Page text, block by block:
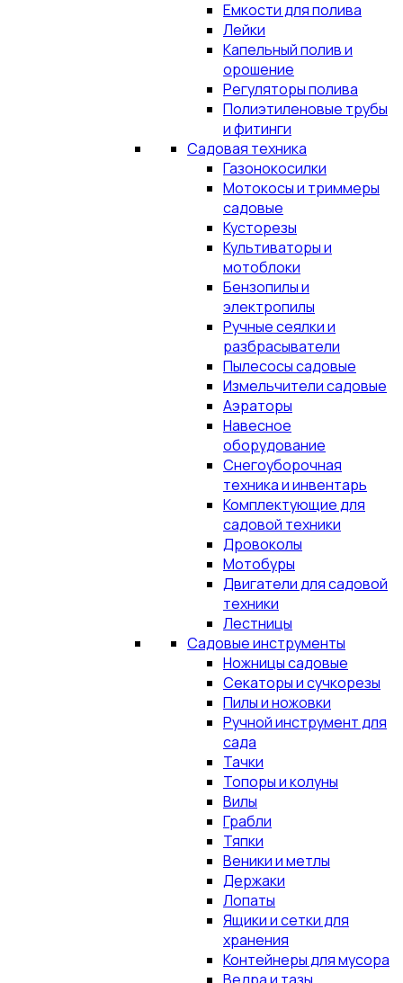
Емкости для полива
Лейки
Капельный полив и
орошение
Регуляторы полива
Полиэтиленовые трубы
и фитинги
Садовая техника
Газонокосилки
Мотокосы и триммеры
садовые
Кусторезы
Культиваторы и
мотоблоки
Бензопилы и
электропилы
Ручные сеялки и
разбрасыватели
Пылесосы садовые
Измельчители садовые
Аэраторы
Навесное
оборудование
Снегоуборочная
техника и инвентарь
Комплектующие для
садовой техники
Дровоколы
Мотобуры
Двигатели для садовой
техники
Лестницы
Садовые инструменты
Ножницы садовые
Секаторы и сучкорезы
Пилы и ножовки
Ручной инструмент для
сада
Тачки
Топоры и колуны
Вилы
Грабли
Тяпки
Веники и метлы
Держаки
Лопаты
Ящики и сетки для
хранения
Контейнеры для мусора